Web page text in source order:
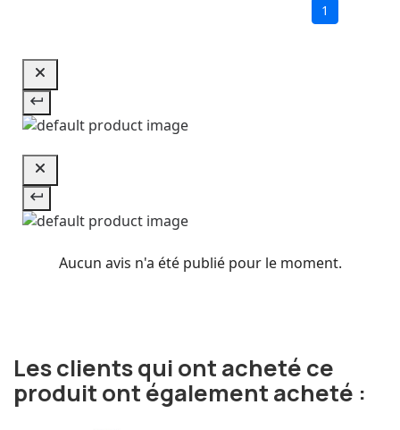
1
Aucun avis n'a été publié pour le moment.
Les clients qui ont acheté ce
produit ont également acheté :